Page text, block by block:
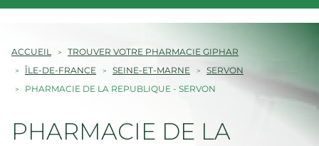
ACCUEIL
TROUVER VOTRE PHARMACIE GIPHAR
ÎLE-DE-FRANCE
SEINE-ET-MARNE
SERVON
PHARMACIE DE LA REPUBLIQUE - SERVON
PHARMACIE DE LA